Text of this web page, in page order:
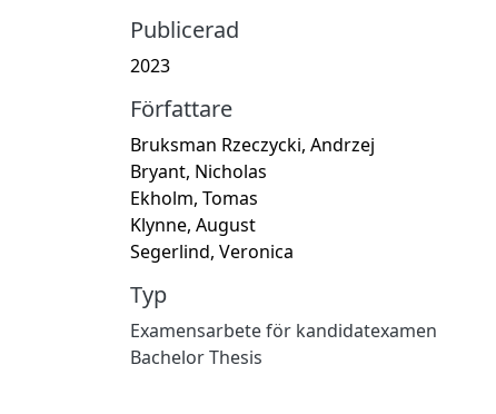
Publicerad
2023
Författare
Bruksman Rzeczycki, Andrzej
Bryant, Nicholas
Ekholm, Tomas
Klynne, August
Segerlind, Veronica
Typ
Examensarbete för kandidatexamen
Bachelor Thesis